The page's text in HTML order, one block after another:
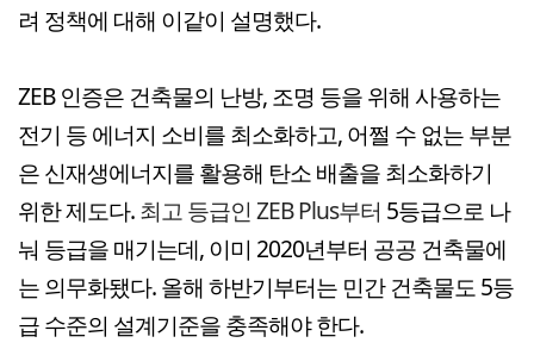
려 정책에 대해 이같이 설명했다.
ZEB 인증은 건축물의 난방, 조명 등을 위해 사용하는
전기 등 에너지 소비를 최소화하고, 어쩔 수 없는 부분
은 신재생에너지를 활용해 탄소 배출을 최소화하기
위한 제도다.최고 등급인 ZEB Plus부터 5등급으로 나
눠 등급을 매기는데, 이미 2020년부터 공공 건축물에
는 의무화됐다. 올해 하반기부터는 민간 건축물도 5등
급 수준의 설계기준을 충족해야 한다.